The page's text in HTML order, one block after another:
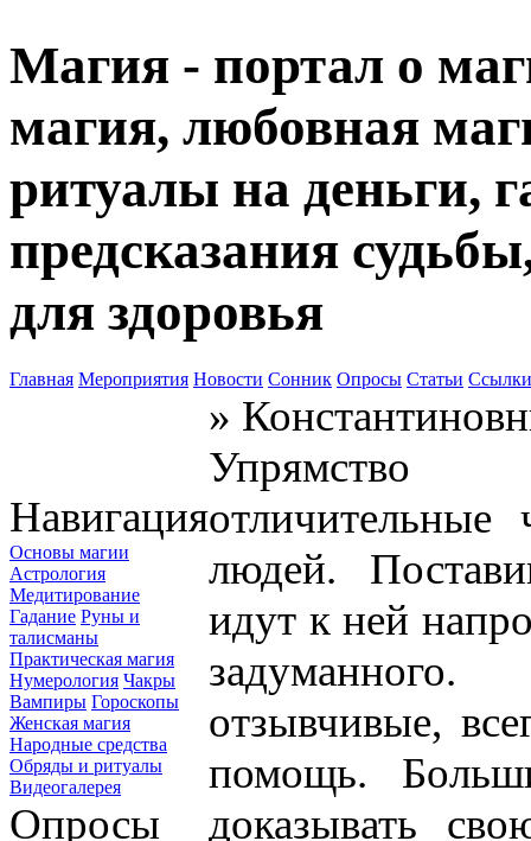
Магия - портал о
магия, любовная
ритуалы на деньги,
предсказания
для здоровья
Главная Мероприятия Новости Сонник Опросы Статьи Ссылки
Навигация
Основы магии
Астрология
Медитирование
Гадание Руны и
талисманы
Практическая магия
Нумерология Чакры
Вампиры Гороскопы
Женская магия
Народные средства
Обряды и ритуалы
Видеогалерея
Опросы
»
Упрямство
отличительные
людей.
идут к ней
отзывчивые,
помощь.
доказывать